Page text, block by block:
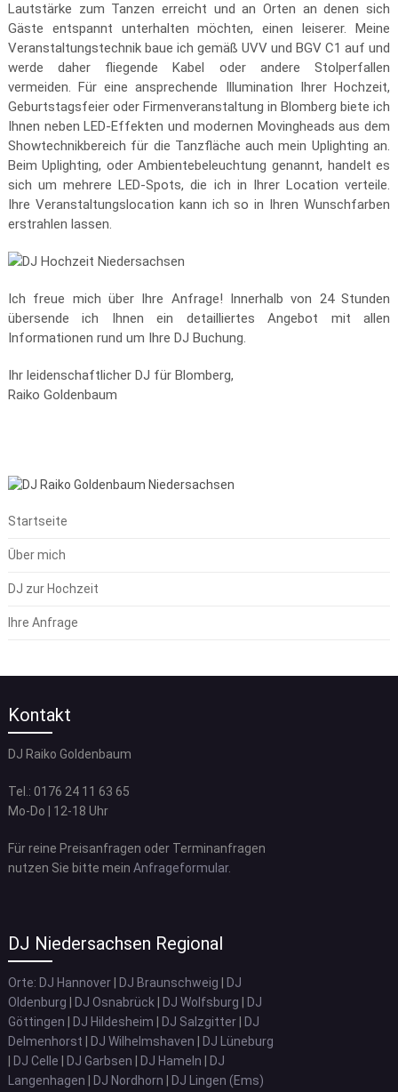
Lautstärke zum Tanzen erreicht und an Orten an denen sich
Gäste entspannt unterhalten möchten, einen leiserer. Meine
Veranstaltungstechnik baue ich gemäß UVV und BGV C1 auf und
werde daher fliegende Kabel oder andere Stolperfallen
vermeiden. Für eine ansprechende Illumination Ihrer Hochzeit,
Geburtstagsfeier oder Firmenveranstaltung in Blomberg biete ich
Ihnen neben LED-Effekten und modernen Movingheads aus dem
Showtechnikbereich für die Tanzfläche auch mein Uplighting an.
Beim Uplighting, oder Ambientebeleuchtung genannt, handelt es
sich um mehrere LED-Spots, die ich in Ihrer Location verteile.
Ihre Veranstaltungslocation kann ich so in Ihren Wunschfarben
erstrahlen lassen.
Ich freue mich über Ihre Anfrage! Innerhalb von 24 Stunden
übersende ich Ihnen ein detailliertes Angebot mit allen
Informationen rund um Ihre DJ Buchung.
Ihr leidenschaftlicher DJ für Blomberg,
Raiko Goldenbaum
Startseite
Über mich
DJ zur Hochzeit
Ihre Anfrage
Kontakt
DJ Raiko Goldenbaum
Tel.: 0176 24 11 63 65
Mo-Do | 12-18 Uhr
Für reine Preisanfragen oder Terminanfragen
nutzen Sie bitte mein Anfrageformular.
DJ Niedersachsen Regional
Orte: DJ Hannover| DJ Braunschweig
DJ
Oldenburg
DJ Osnabrück DJ Wolfsburg
DJ
Göttingen
DJ Hildesheim DJ Salzgitter|
DJ
Delmenhorst
DJ Wilhelmshaven
DJ Lüneburg
DJ Celle DJ Garbsen DJ Hameln
DJ
Langenhagen
DJ Nordhorn DJ Lingen (Ems)